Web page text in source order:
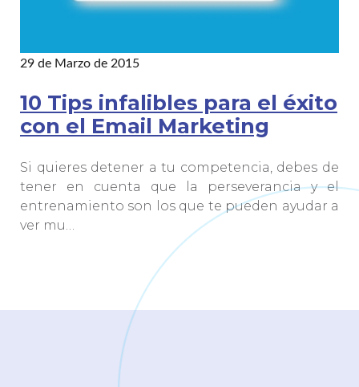
29 de Marzo de 2015
10 Tips infalibles para el éxito
con el Email Marketing
Si quieres detener a tu competencia, debes de
tener en cuenta que la perseverancia y el
entrenamiento son los que te pueden ayudar a
ver mu…